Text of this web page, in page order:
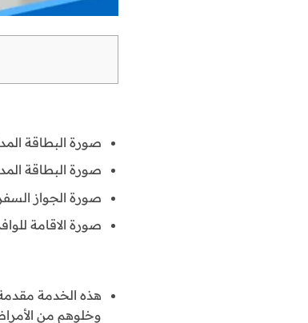
صورة البطاقة
صورة البطاقة
صورة الجواز
صورة الاقامة
هذه الخدمة
وخلوهم من